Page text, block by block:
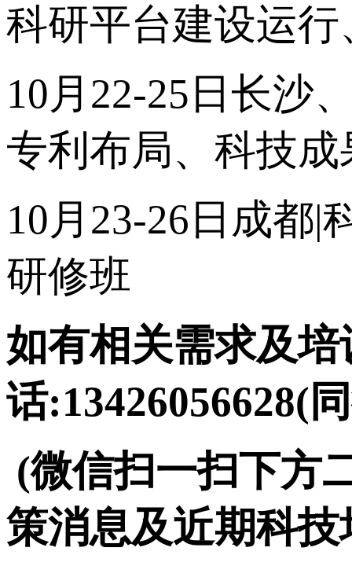
科研平台建设运
10月22-25日长沙
专利布局、科技
10月23-26日成都|
研修班
如有相关需求及
话:13426056628(
(微信扫一扫下方
策消息及近期科